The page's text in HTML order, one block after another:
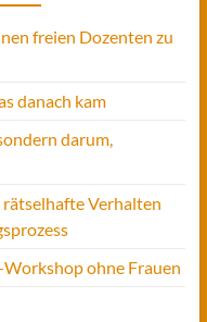
freien Dozenten zu
danach kam
darum,
rätselhafte Verhalten
ohne Frauen